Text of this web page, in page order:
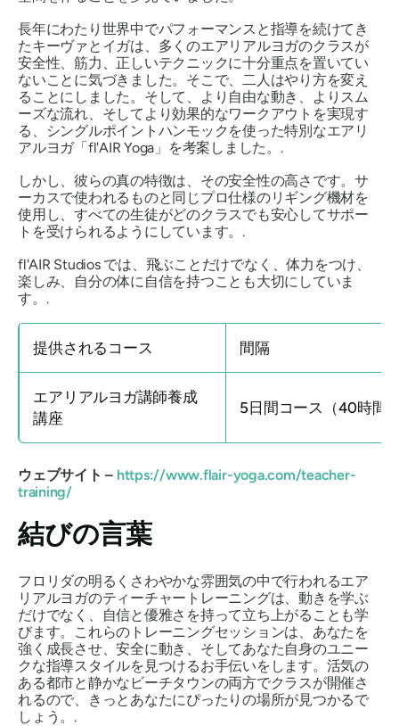
長年にわたり世界中でパフォーマンスと指導を続けてき
たキーヴァとイガは、多くのエアリアルヨガのクラスが
安全性、筋力、正しいテクニックに十分重点を置いてい
ないことに気づきました。そこで、二人はやり方を変え
ることにしました。そして、より自由な動き、よりスム
ーズな流れ、そしてより効果的なワークアウトを実現す
る、シングルポイントハンモックを使った特別なエアリ
アルヨガ「fl'AIR Yoga」を考案しました。.
しかし、彼らの真の特徴は、その安全性の高さです。サ
ーカスで使われるものと同じプロ仕様のリギング機材を
使用し、すべての生徒がどのクラスでも安心してサポー
トを受けられるようにしています。.
fl'AIR Studios では、飛ぶことだけでなく、体力をつけ、
楽しみ、自分の体に自信を持つことも大切にしていま
す。.
提供されるコース 間隔
エアリアルヨガ講師養成
講座
5日間コース（40時間
ウェブサイト – https://www.flair-yoga.com/teacher-
training/
結びの言葉
フロリダの明るくさわやかな雰囲気の中で行われるエア
リアルヨガのティーチャートレーニングは、動きを学ぶ
だけでなく、自信と優雅さを持って立ち上がることも学
びます。これらのトレーニングセッションは、あなたを
強く成長させ、安全に動き、そしてあなた自身のユニー
クな指導スタイルを見つけるお手伝いをします。活気の
ある都市と静かなビーチタウンの両方でクラスが開催さ
れるので、きっとあなたにぴったりの場所が見つかるで
しょう。.